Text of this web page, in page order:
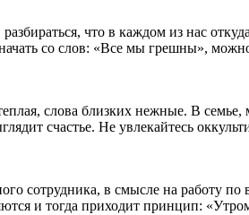
что в каждом из нас
со слов: «Все мы грешны», можно
слова близких нежные. В
счастье. Не увлекайтесь
сотрудника, в смысле на работу
и тогда приходит принцип: